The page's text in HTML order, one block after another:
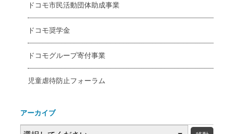
ドコモ市民活動団体助成事業
ドコモ奨学金
ドコモグループ寄付事業
児童虐待防止フォーラム
アーカイブ